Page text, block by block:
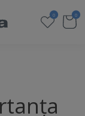
0 0